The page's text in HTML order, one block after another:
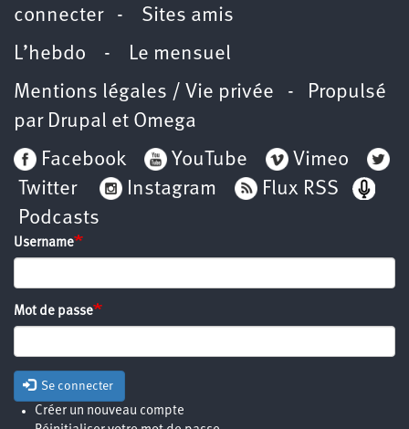
connecter- Sites amis
L’hebdo - Le mensuel
Mentions légales / Vie privée - Propulsé
par Drupal et Omega
Facebook
YouTube
Vimeo
Twitter
Instagram
Flux RSS
Podcasts
Username
Mot de passe
Se connecter
Créer un nouveau compte